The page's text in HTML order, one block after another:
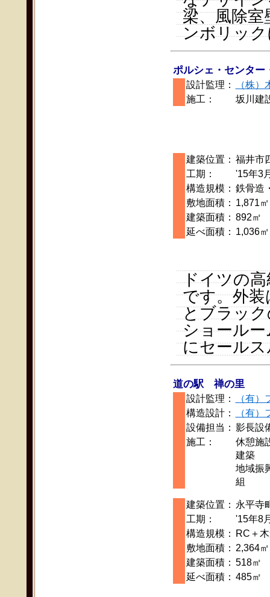
梁、風除室
ンボリッ
ポルシェ・センター
設計監理：
（株）
施工：
坂川建
建築位置： 福井市
工期：
'15年3
構造規模： 鉄骨造
敷地面積： 1,871㎡
建築面積： 892㎡
延べ面積： 1,036㎡
ドイツの
です。外
とブラッ
ショール
にセール
道の駅 禅の里
設計監理：
（有
構造設計：
（有
設備担当： 影長設
施工：
休憩施
建築
地域振
組
建築位置： 永平寺
工期：
'15年8
構造規模：
RC＋
敷地面積： 2,364㎡
建築面積： 518㎡
延べ面積： 485㎡